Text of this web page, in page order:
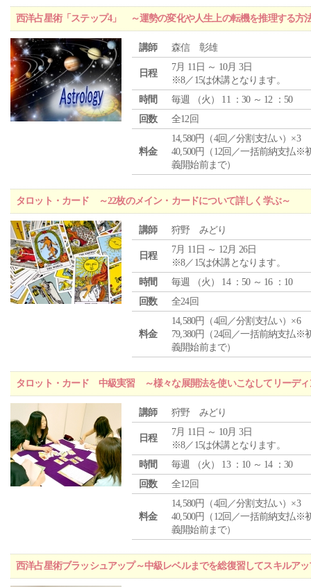
西洋占星術「ステップ4」 ～運勢の変化や人生上の転機を推理する方
講師 森信 彰雄
日程
7月 11日 ～ 10月 3日
※8／15は休講となります。
時間
毎週 （火 ） 11 ：30 ～ 12 ：50
回数
全12回
料金
14,580円（4回／分割支払い）×3
40,500円（12回／一括前納支払※
義開始前まで）
タロット・カード ～22枚のメイン・カードについて詳しく学ぶ～
講師 狩野 みどり
日程
7月 11日 ～ 12月 26日
※8／15は休講となります。
時間
毎週 （火 ） 14 ：50 ～ 16 ：10
回数
全24回
料金
14,580円（4回／分割支払い）×6
79,380円（24回／一括前納支払※
義開始前まで）
タロット・カード 中級実習 ～様々な展開法を使いこなしてリーディ
講師 狩野 みどり
日程
7月 11日 ～ 10月 3日
※8／15は休講となります。
時間
毎週 （火 ） 13 ：10 ～ 14 ：30
回数
全12回
料金
14,580円（4回／分割支払い）×3
40,500円（12回／一括前納支払※
義開始前まで）
西洋占星術ブラッシュアップ～中級レベルまでを総復習してスキルア